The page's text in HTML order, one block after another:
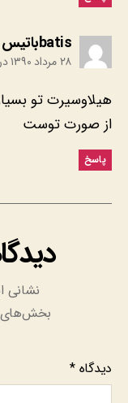
batisباتیس
۲۸ مرداد ۱۳۹۰ در ۹:۴۷ ب٫ظ
هیلاوسیرت تو
از صورت توست
پاسخ
نشانی
بخش‌های
دیدگاه*